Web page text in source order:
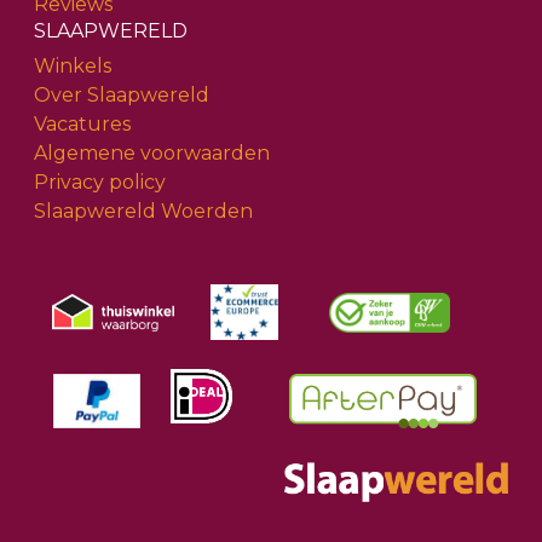
Reviews
SLAAPWERELD
Winkels
Over Slaapwereld
Vacatures
Algemene voorwaarden
Privacy policy
Slaapwereld Woerden